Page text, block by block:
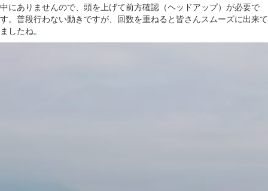
中にありませんので、頭を上げて前方確認（ヘッドアップ）が必要で
す。普段行わない動きですが、回数を重ねると皆さんスムーズに出来て
ましたね。